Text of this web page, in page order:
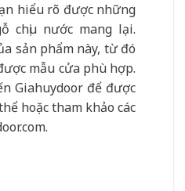
hiểu rõ được những
chịu nước mang lại.
sản phẩm này, từ đó
mẫu cửa phù hợp.
Giahuydoor để được
hoặc tham khảo các